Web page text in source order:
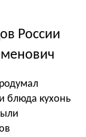
России
блюда кухонь